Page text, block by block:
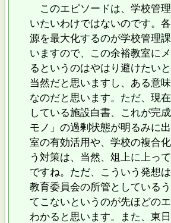
このエピソードは、学校管
いたいわけではないのです。
源を最大化するのが学校管理
いますので、この余裕教室に
るというのはやはり避けたい
当然だと思いますし、ある意
なのだと思います。ただ、現
している施設白書、これが完
モノ」の過剰状態が明るみに
室の有効活用や、学校の複合
う対策は、当然、俎上に上っ
ですね。ただ、こういう発想
教育委員会の所管としている
てこないというのが先ほどの
わかると思います。また、東